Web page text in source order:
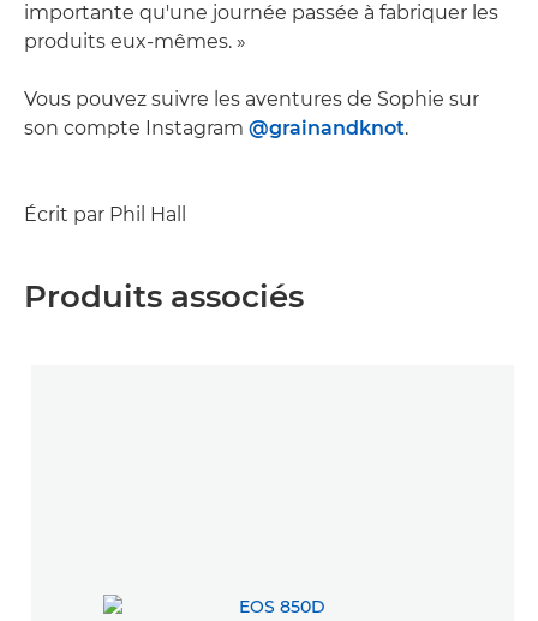
importante qu'une journée passée à fabriquer les
produits eux-mêmes. »
Vous pouvez suivre les aventures de Sophie sur
son compte Instagram @grainandknot.
Écrit par Phil Hall
Produits associés